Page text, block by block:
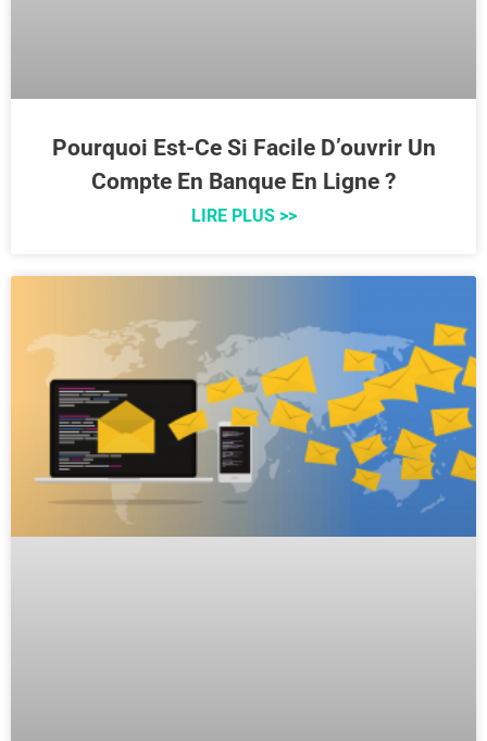
Pourquoi Est-Ce Si Facile D’ouvrir Un
Compte En Banque En Ligne ?
LIRE PLUS >>